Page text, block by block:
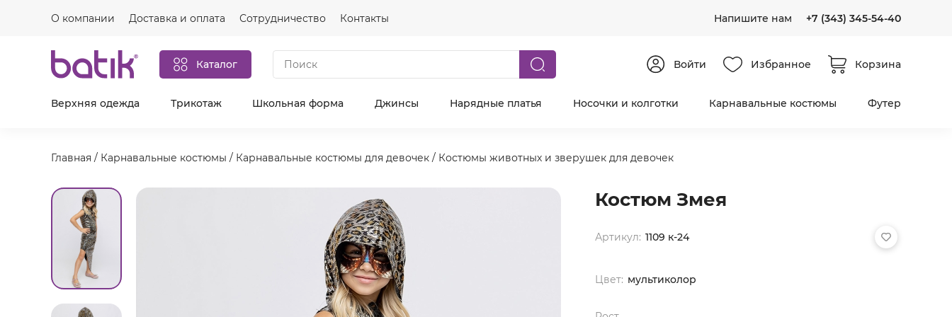
О компании Доставка и оплата Сотрудничество Контакты Напишите нам +7 (343) 345-54-40
Каталог Войти Избранное Корзина
Верхняя одежда Трикотаж Школьная форма Джинсы Нарядные платья Носочки и колготки Карнавальные костюмы Футер
Главная / Карнавальные костюмы / Карнавальные костюмы для девочек / Костюмы животных и зверушек для девочек
Костюм Змея
Артикул: 1109 к-24
Цвет: мультиколор